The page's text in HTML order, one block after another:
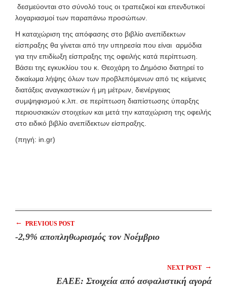
δεσμεύονται στο σύνολό τους οι τραπεζικοί και επενδυτικοί
λογαριασμοί των παραπάνω προσώπων.
Η καταχώριση της απόφασης στο βιβλίο ανεπίδεκτων
είσπραξης θα γίνεται από την υπηρεσία που είναι αρμόδια
για την επιδίωξη είσπραξης της οφειλής κατά περίπτωση.
Βάσει της εγκυκλίου του κ. Θεοχάρη το Δημόσιο διατηρεί το
δικαίωμα λήψης όλων των προβλεπόμενων από τις κείμενες
διατάξεις αναγκαστικών ή μη μέτρων, διενέργειας
συμψηφισμού κ.λπ. σε περίπτωση διαπίστωσης ύπαρξης
περιουσιακών στοιχείων και μετά την καταχώριση της οφειλής
στο ειδικό βιβλίο ανεπίδεκτων είσπραξης.
(πηγή: in.gr)
← PREVIOUS POST
-2,9% αποπληθωρισμός τον Νοέμβριο
NEXT POST →
ΕΑΕΕ: Στοιχεία από ασφαλιστική αγορά